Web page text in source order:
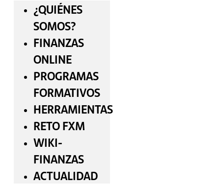
¿QUIÉNES
SOMOS?
FINANZAS
ONLINE
PROGRAMAS
FORMATIVOS
HERRAMIENTAS
RETO FXM
WIKI-
FINANZAS
ACTUALIDAD